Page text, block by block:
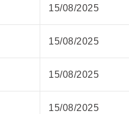
15/08/2025
15/08/2025
15/08/2025
15/08/2025